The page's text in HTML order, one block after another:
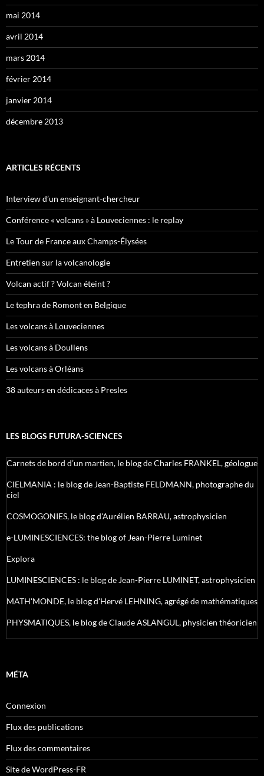
mai 2014
avril 2014
mars 2014
février 2014
janvier 2014
décembre 2013
ARTICLES RÉCENTS
Interview d’un enseignant-chercheur
Conférence « volcans » à Louveciennes : le replay
Le Tour de France aux Champs-Élysées
Entretien sur la volcanologie
Volcan actif ? Volcan éteint ?
Le tephra de Romont en Belgique
Les volcans à Louveciennes
Les volcans à Doullens
Les volcans à Orléans
38 auteurs en dédicaces à Presles
LES BLOGS FUTURA-SCIENCES
Carnets de bord d’un martien, le blog de Charles FRANKEL, géologue
CIELMANIA : le blog de Jean-Baptiste FELDMANN, photographe du
ciel
COSMOGONIES, le blog d'Aurélien BARRAU, astrophysicien
e-LUMINESCIENCES: the blog of Jean-Pierre Luminet
Explora
LUMINESCIENCES : le blog de Jean-Pierre LUMINET, astrophysicien
MATH'MONDE, le blog d'Hervé LEHNING, agrégé de mathématiques
PHYSMATIQUES, le blog de Claude ASLANGUL, physicien théoricien
MÉTA
Connexion
Flux des publications
Flux des commentaires
Site de WordPress-FR